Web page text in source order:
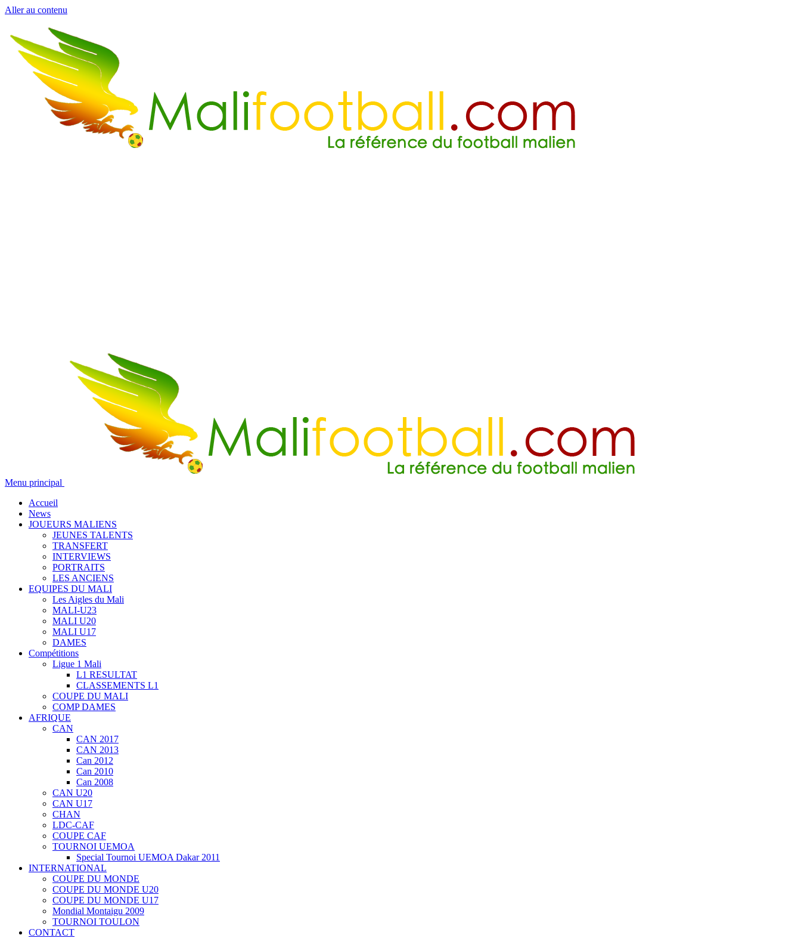
Aller au contenu
Menu principal
Accueil
News
JOUEURS MALIENS
JEUNES TALENTS
TRANSFERT
INTERVIEWS
PORTRAITS
LES ANCIENS
EQUIPES DU MALI
Les Aigles du Mali
MALI-U23
MALI U20
MALI U17
DAMES
Compétitions
Ligue 1 Mali
L1 RESULTAT
CLASSEMENTS L1
COUPE DU MALI
COMP DAMES
AFRIQUE
CAN
CAN 2017
CAN 2013
Can 2012
Can 2010
Can 2008
CAN U20
CAN U17
CHAN
LDC-CAF
COUPE CAF
TOURNOI UEMOA
Special Tournoi UEMOA Dakar 2011
INTERNATIONAL
COUPE DU MONDE
COUPE DU MONDE U20
COUPE DU MONDE U17
Mondial Montaigu 2009
TOURNOI TOULON
CONTACT